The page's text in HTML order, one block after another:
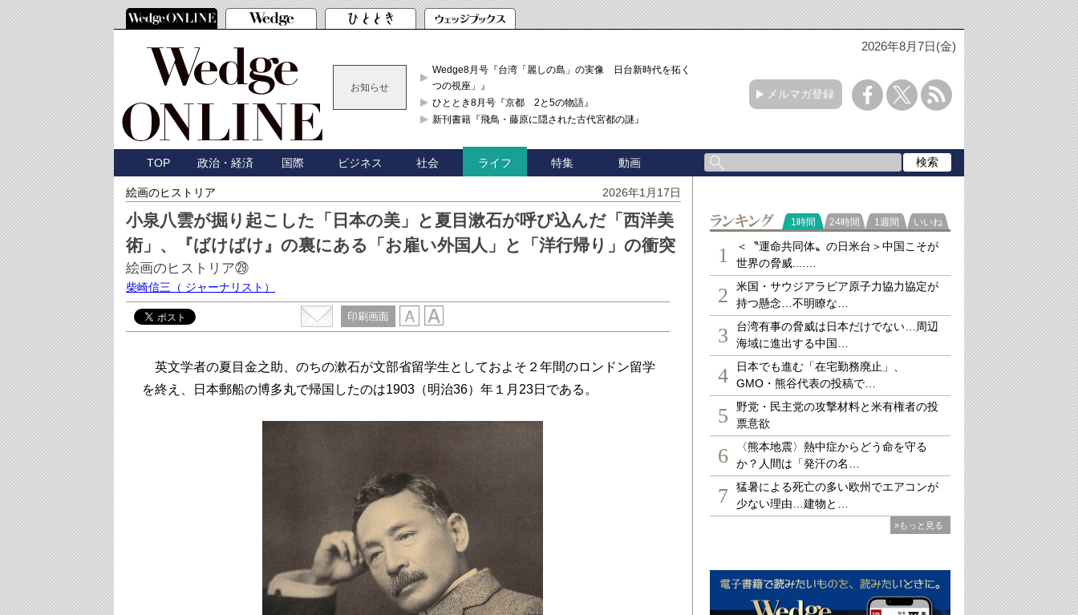
2026年8月7日(金)
お知らせ
Wedge8月号『台湾「麗しの島」の実像 日台新時代を拓く「3
つの視座」』
ひととき8月号『京都 2と5の物語』
新刊書籍『飛鳥・藤原に隠された古代宮都の謎』
メルマガ登録
TOP 政治・経済 国際 ビジネス 社会 ライフ 特集 動画
絵画のヒストリア 2026年1月17日
小泉八雲が掘り起こした「日本の美」と夏目漱石が呼び込んだ「西洋美
術」、『ばけばけ』の裏にある「お雇い外国人」と「洋行帰り」の衝突
絵画のヒストリア㉙
柴崎信三 （ ジャーナリスト）
印刷画面
英文学者の夏目金之助、のちの漱石が文部省留学生としておよそ２年間のロンドン留学
を終え、日本郵船の博多丸で帰国したのは1903（明治36）年１月23日である。
ランキング
1時間 24時間 1週間 いいね
1
＜〝運命共同体〟の日米台＞中国こそが
世界の脅威....…
2
米国・サウジアラビア原子力協力協定が
持つ懸念…不明瞭な…
3
台湾有事の脅威は日本だけでない…周辺
海域に進出する中国…
4
日本でも進む「在宅勤務廃止」、
GMO・熊谷代表の投稿で…
5
野党・民主党の攻撃材料と米有権者の投
票意欲
6
〈熊本地震〉熱中症からどう命を守る
か？人間は「発汗の名…
7
猛暑による死亡の多い欧州でエアコンが
少ない理由…建物と…
»もっと見る